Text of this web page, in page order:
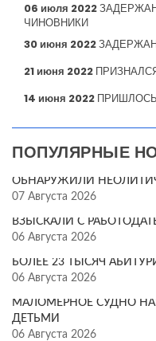
06 июля 2022
ЧИНОВНИКИ
30 июня 2022
21 июня 2022
14 июня 2022
ПОПУЛЯРНЫЕ
ОБНАРУЖИЛИ
07 Августа 2026
ВЗЫСКАЛИ С
06 Августа 2026
БОЛЕЕ 23 ТЫСЯЧ
06 Августа 2026
МАЛОМЕРНОЕ СУДНО
ДЕТЬМИ
06 Августа 2026